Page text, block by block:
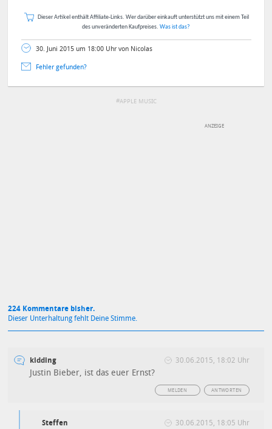
Dieser Artikel enthält Affiliate-Links. Wer darüber einkauft unterstützt uns mit einem Teil
des unveränderten Kaufpreises. Was ist das?
30. Juni 2015 um 18:00 Uhr von Nicolas
Fehler gefunden?
APPLE MUSIC
224 Kommentare bisher.
Dieser Unterhaltung fehlt Deine Stimme.
kidding 30.06.2015, 18:02 Uhr
Justin Bieber, ist das euer Ernst?
ANTWORTEN
MELDEN
Steffen 30.06.2015, 18:05 Uhr